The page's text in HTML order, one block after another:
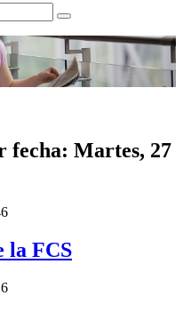
fecha: Martes, 27
la FCS